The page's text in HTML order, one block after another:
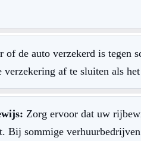
of de auto verzekerd is tegen
verzekering af te sluiten als
Zorg ervoor dat uw
Bij sommige